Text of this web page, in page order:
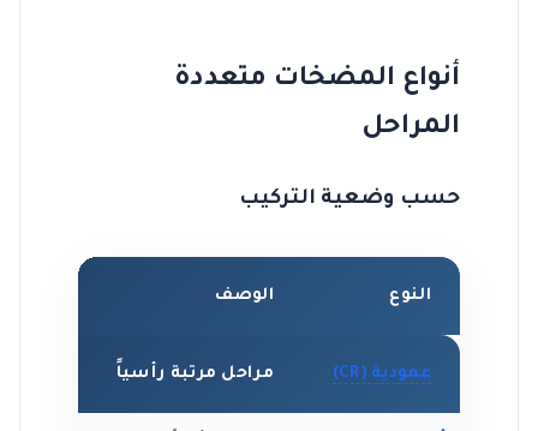
أنواع المضخات متعددة
المراحل
حسب وضعية التركيب
النوع الوصف
عمودية (CR) مراحل مرتبة رأسياً